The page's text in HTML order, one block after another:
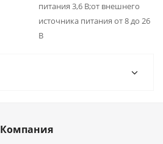
питания 3,6 В;от внешнего
источника питания от 8 до 26
В
Компания